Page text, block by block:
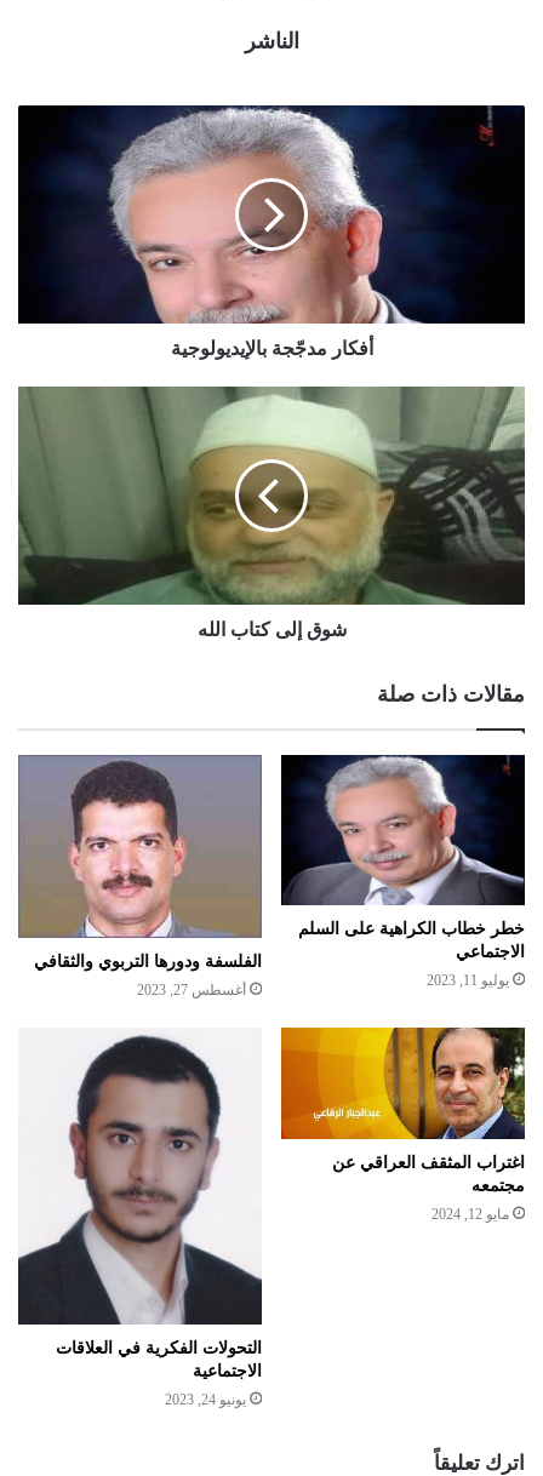
الناشر
أفكار مدجّجة بالإيديولوجية
شوق إلى كتاب الله
مقالات ذات صلة
خطر خطاب الكراهية على السلم
الاجتماعي
يوليو 11, 2023
الفلسفة ودورها التربوي والثقافي
أغسطس 27, 2023
اغتراب المثقف العراقي عن
مجتمعه
مايو 12, 2024
التحولات الفكرية في العلاقات
الاجتماعية
يونيو 24, 2023
اترك تعليقاً